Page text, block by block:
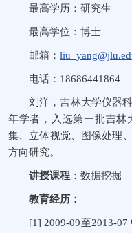
最高学历：研究生
最高学位：博士
邮箱：
电话：18686441864
刘洋，吉林大学仪器
年学者，入选第一批吉林
集、立体视觉、图像处理
方向研究。
讲授课程 ：数据挖掘
教育经历：
[1] 2009-09至2013-